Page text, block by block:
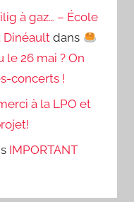
à gaz… – École
Dinéault dans
le 26 mai ? On
concerts !
à la LPO et
IMPORTANT